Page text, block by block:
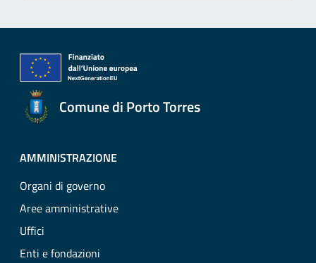
Comune di Porto Torres
AMMINISTRAZIONE
Organi di governo
Aree amministrative
Uffici
Enti e fondazioni